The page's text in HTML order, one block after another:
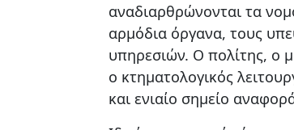
αναδιαρθρώνονται τα
αρμόδια όργανα, τους
υπηρεσιών. Ο πολίτης, ο
ο κτηματολογικός
και ενιαίο σημείο